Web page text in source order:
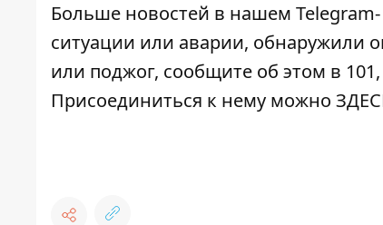
Больше новостей в нашем
ситуации или аварии, обнаружили
или поджог, сообщите об этом в
Присоединиться к нему можно